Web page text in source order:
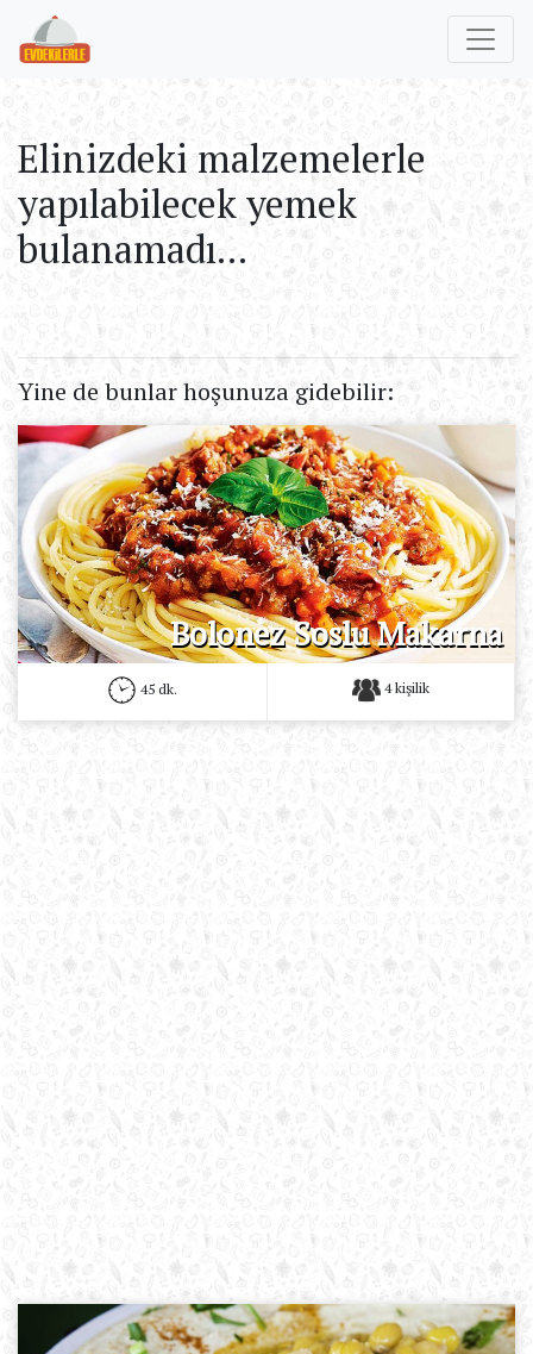
Elinizdeki malzemelerle
yapılabilecek yemek
bulanamadı...
Yine de bunlar hoşunuza gidebilir:
Bolonez Soslu Makarna
45 dk. 4 kişilik